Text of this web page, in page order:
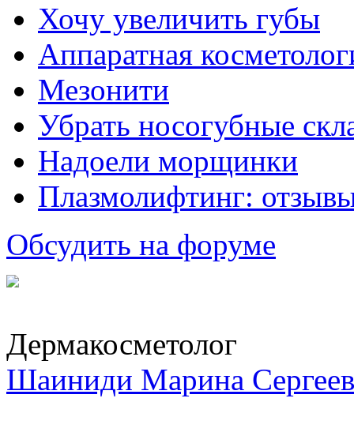
Хочу увеличить губы
Аппаратная
Мезонити
Убрать носогубные
Надоели морщинки
Плазмолифтинг:
Обсудить на форуме
Дермакосметолог
Шаиниди Марина